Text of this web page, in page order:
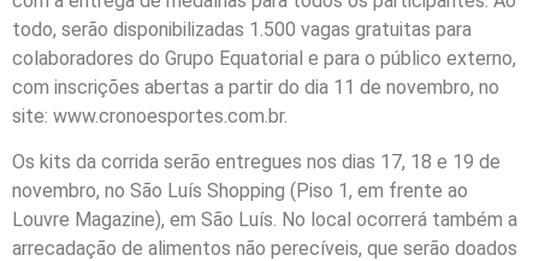
todo, serão disponibilizadas 1.500 vagas gratuitas para
colaboradores do Grupo Equatorial e para o público externo,
com inscrições abertas a partir do dia 11 de novembro, no
site: www.cronoesportes.com.br.
Os kits da corrida serão entregues nos dias 17, 18 e 19 de
novembro, no São Luís Shopping (Piso 1, em frente ao
Louvre Magazine), em São Luís. No local ocorrerá também a
arrecadação de alimentos não perecíveis, que serão doados